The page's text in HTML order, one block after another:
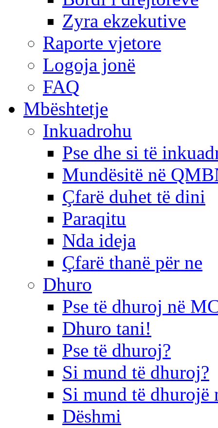
Zyra ekzekutive
Raporte vjetore
Logoja jonë
FAQ
Mbështetje
Inkuadrohu
Pse dhe si të
Mundësitë në
Çfarë duhet të dini
Paraqitu
Nda ideja
Çfarë thanë për ne
Dhuro
Pse të dhuroj në
Dhuro tani!
Pse të dhuroj?
Si mund të dhuroj?
Si mund të dhurojë
Dëshmi